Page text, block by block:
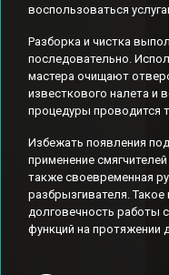
воспользоваться
Разборка и чистка
последовательно.
мастера очищают
известкового налета и
процедуры проводится
Избежать появления
применение
также своевременная
разбрызгивателя.
долговечность работы
функций на протяжении